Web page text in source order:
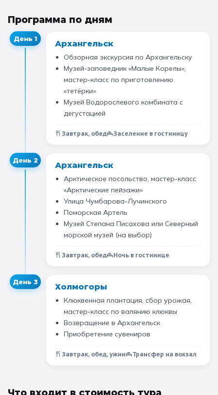
Программа по дням
День 1
Архангельск
Обзорная экскурсия по Архангельску
Музей-заповедник «Малые Корелы»,
мастер-класс по приготовлению
«тетёрки»
Музей Водорослевого комбината с
дегустацией
Завтрак, обед Заселение в гостиницу
День 2
Архангельск
Арктическое посольство, мастер-класс
«Арктические пейзажи»
Улица Чумбарова-Лучинского
Поморская Артель
Музей Степана Писахова или Северный
морской музей (на выбор)
Завтрак, обед Ночь в гостинице
День 3
Холмогоры
Клюквенная плантация, сбор урожая,
мастер-класс по валянию клюквы
Возвращение в Архангельск
Приобретение сувениров
Завтрак, обед, ужин Трансфер на вокзал